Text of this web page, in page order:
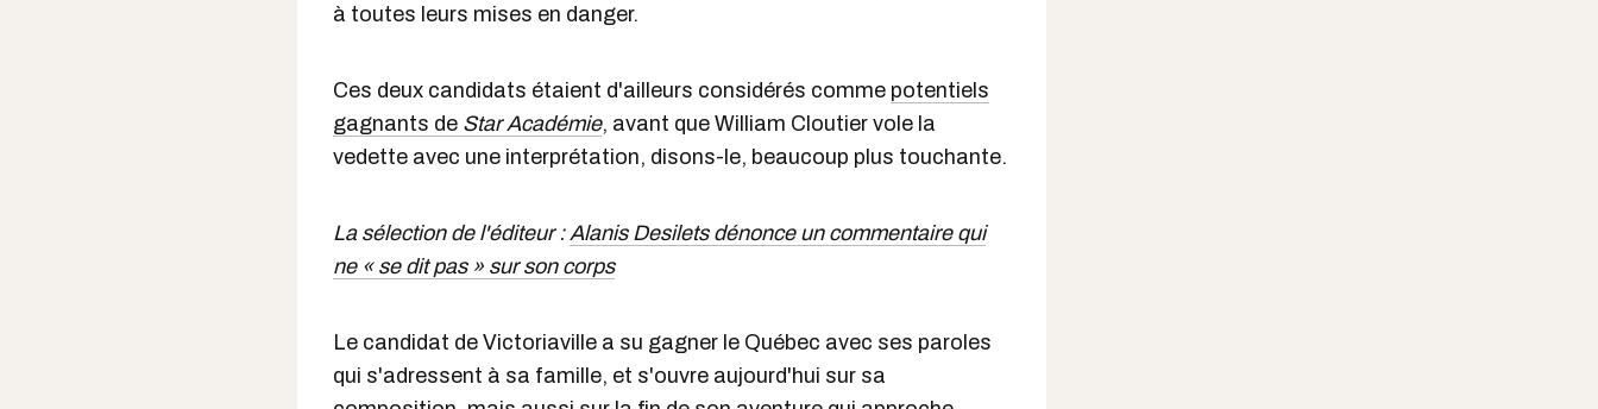
à toutes leurs mises en danger.
Ces deux candidats étaient d'ailleurs considérés comme potentiels
gagnants de Star Académie, avant que William Cloutier vole la
vedette avec une interprétation, disons-le, beaucoup plus touchante.
La sélection de l'éditeur :Alanis Desilets dénonce un commentaire qui
ne « se dit pas » sur son corps
Le candidat de Victoriaville a su gagner le Québec avec ses paroles
qui s'adressent à sa famille, et s'ouvre aujourd'hui sur sa